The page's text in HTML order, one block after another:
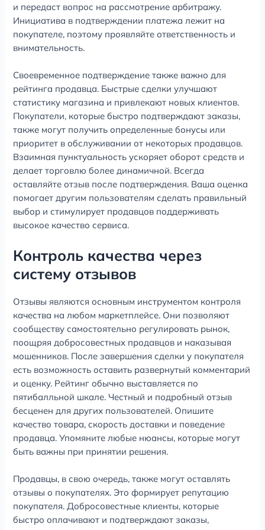
и передаст вопрос на рассмотрение арбитражу.
Инициатива в подтверждении платежа лежит на
покупателе, поэтому проявляйте ответственность и
внимательность.
Своевременное подтверждение также важно для
рейтинга продавца. Быстрые сделки улучшают
статистику магазина и привлекают новых клиентов.
Покупатели, которые быстро подтверждают заказы,
также могут получить определенные бонусы или
приоритет в обслуживании от некоторых продавцов.
Взаимная пунктуальность ускоряет оборот средств и
делает торговлю более динамичной. Всегда
оставляйте отзыв после подтверждения. Ваша оценка
помогает другим пользователям сделать правильный
выбор и стимулирует продавцов поддерживать
высокое качество сервиса.
Контроль качества через
систему отзывов
Отзывы являются основным инструментом контроля
качества на любом маркетплейсе. Они позволяют
сообществу самостоятельно регулировать рынок,
поощряя добросовестных продавцов и наказывая
мошенников. После завершения сделки у покупателя
есть возможность оставить развернутый комментарий
и оценку. Рейтинг обычно выставляется по
пятибалльной шкале. Честный и подробный отзыв
бесценен для других пользователей. Опишите
качество товара, скорость доставки и поведение
продавца. Упомяните любые нюансы, которые могут
быть важны при принятии решения.
Продавцы, в свою очередь, также могут оставлять
отзывы о покупателях. Это формирует репутацию
покупателя. Добросовестные клиенты, которые
быстро оплачивают и подтверждают заказы,